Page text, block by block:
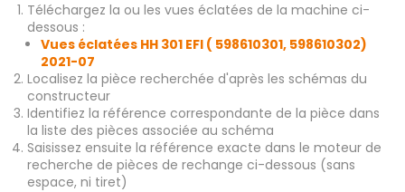
Téléchargez la ou les vues éclatées de la machine ci-
dessous :
Vues éclatées HH 301 EFI ( 598610301, 598610302)
2021-07
Localisez la pièce recherchée d'après les schémas du
constructeur
Identifiez la référence correspondante de la pièce dans
la liste des pièces associée au schéma
Saisissez ensuite la référence exacte dans le moteur de
recherche de pièces de rechange ci-dessous (sans
espace, ni tiret)